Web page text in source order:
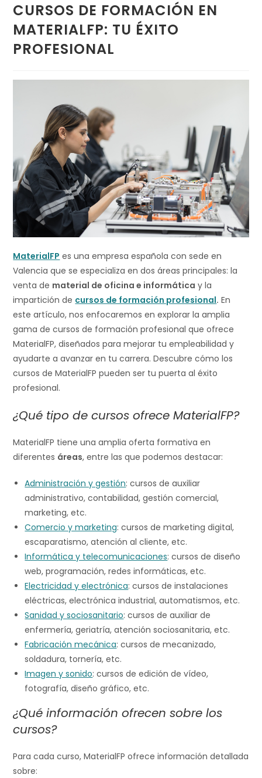
CURSOS DE FORMACIÓN EN
MATERIALFP: TU ÉXITO
PROFESIONAL
MaterialFP es una empresa española con sede en
Valencia que se especializa en dos áreas principales: la
venta de material de oficina e informática y la
impartición de cursos de formación profesional. En
este artículo, nos enfocaremos en explorar la amplia
gama de cursos de formación profesional que ofrece
MaterialFP, diseñados para mejorar tu empleabilidad y
ayudarte a avanzar en tu carrera. Descubre cómo los
cursos de MaterialFP pueden ser tu puerta al éxito
profesional.
¿Qué tipo de cursos ofrece MaterialFP?
MaterialFP tiene una amplia oferta formativa en
diferentes áreas, entre las que podemos destacar:
Administración y gestión: cursos de auxiliar
administrativo, contabilidad, gestión comercial,
marketing, etc.
Comercio y marketing: cursos de marketing digital,
escaparatismo, atención al cliente, etc.
Informática y telecomunicaciones: cursos de diseño
web, programación, redes informáticas, etc.
Electricidad y electrónica: cursos de instalaciones
eléctricas, electrónica industrial, automatismos, etc.
Sanidad y sociosanitario: cursos de auxiliar de
enfermería, geriatría, atención sociosanitaria, etc.
Fabricación mecánica: cursos de mecanizado,
soldadura, tornería, etc.
Imagen y sonido: cursos de edición de vídeo,
fotografía, diseño gráfico, etc.
¿Qué información ofrecen sobre los
cursos?
Para cada curso, MaterialFP ofrece información detallada
sobre: